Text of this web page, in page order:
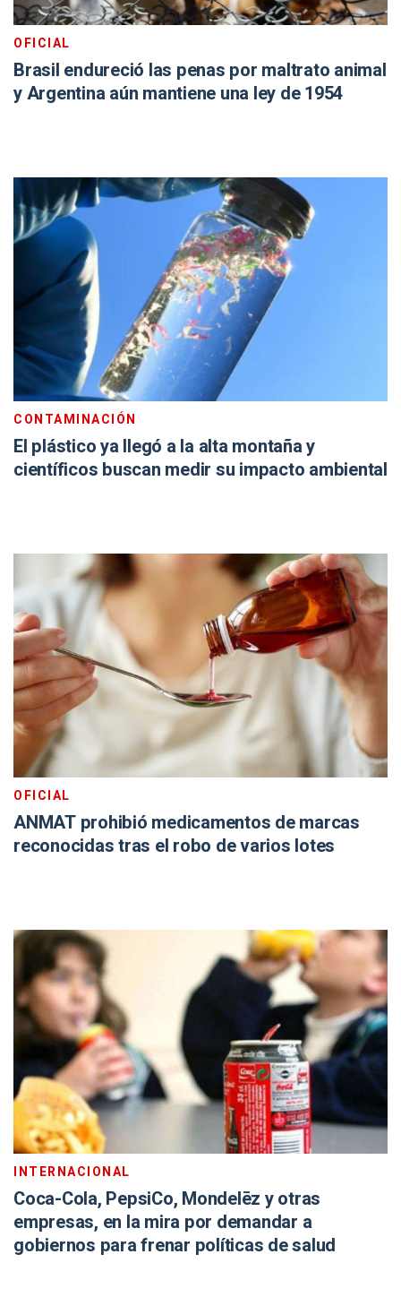
OFICIAL
Brasil endureció las penas por maltrato animal
y Argentina aún mantiene una ley de 1954
CONTAMINACIÓN
El plástico ya llegó a la alta montaña y
científicos buscan medir su impacto ambiental
OFICIAL
ANMAT prohibió medicamentos de marcas
reconocidas tras el robo de varios lotes
INTERNACIONAL
Coca-Cola, PepsiCo, Mondelēz y otras
empresas, en la mira por demandar a
gobiernos para frenar políticas de salud